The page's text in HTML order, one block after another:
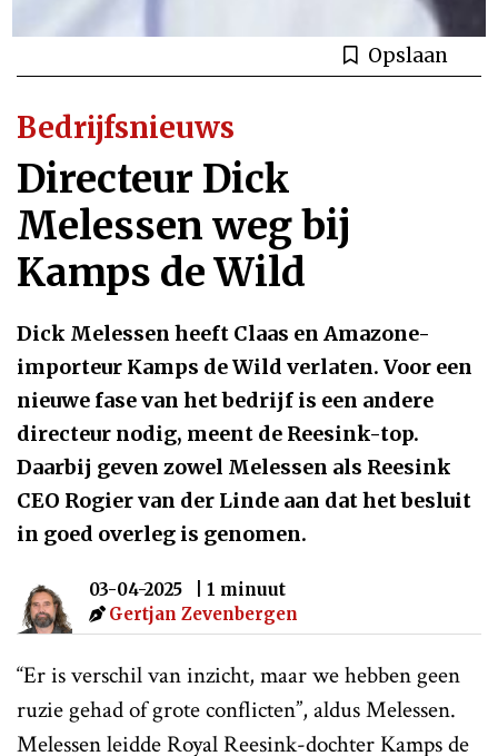
Opslaan
Bedrijfsnieuws
Directeur Dick
Melessen weg bij
Kamps de Wild
Dick Melessen heeft Claas en Amazone-
importeur Kamps de Wild verlaten. Voor een
nieuwe fase van het bedrijf is een andere
directeur nodig, meent de Reesink-top.
Daarbij geven zowel Melessen als Reesink
CEO Rogier van der Linde aan dat het besluit
in goed overleg is genomen.
03-04-2025
| 1 minuut
Gertjan Zevenbergen
“Er is verschil van inzicht, maar we hebben geen
ruzie gehad of grote conflicten”, aldus Melessen.
Melessen leidde Royal Reesink-dochter Kamps de